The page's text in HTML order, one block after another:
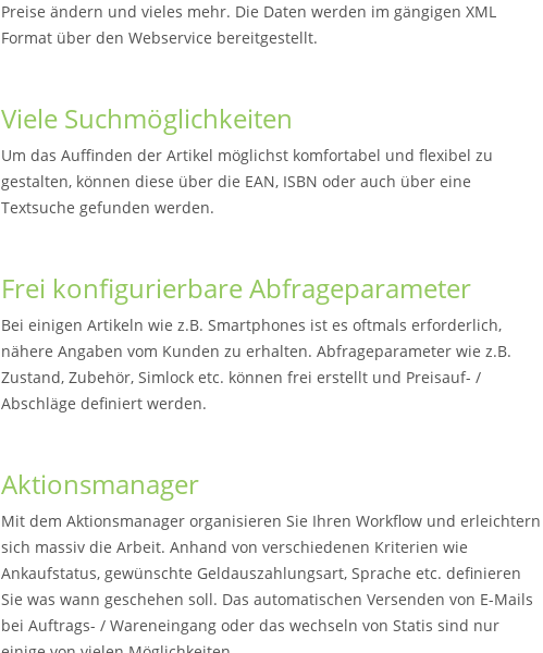
Preise ändern und vieles mehr. Die Daten werden im gängigen XML
Format über den Webservice bereitgestellt.
Viele Suchmöglichkeiten
Um das Auffinden der Artikel möglichst komfortabel und flexibel zu
gestalten, können diese über die EAN, ISBN oder auch über eine
Textsuche gefunden werden.
Frei konfigurierbare Abfrageparameter
Bei einigen Artikeln wie z.B. Smartphones ist es oftmals erforderlich,
nähere Angaben vom Kunden zu erhalten. Abfrageparameter wie z.B.
Zustand, Zubehör, Simlock etc. können frei erstellt und Preisauf- /
Abschläge definiert werden.
Aktionsmanager
Mit dem Aktionsmanager organisieren Sie Ihren Workflow und erleichtern
sich massiv die Arbeit. Anhand von verschiedenen Kriterien wie
Ankaufstatus, gewünschte Geldauszahlungsart, Sprache etc. definieren
Sie was wann geschehen soll. Das automatischen Versenden von E-Mails
bei Auftrags- / Wareneingang oder das wechseln von Statis sind nur